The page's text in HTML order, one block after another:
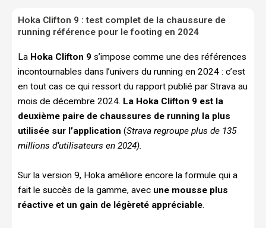
Hoka Clifton 9 : test complet de la chaussure de
running référence pour le footing en 2024
La Hoka Clifton 9 s’impose comme une des références
incontournables dans l’univers du running en 2024 : c’est
en tout cas ce qui ressort du rapport publié par Strava au
mois de décembre 2024. La Hoka Clifton 9 est la
deuxième paire de chaussures de running la plus
utilisée sur l’application (Strava regroupe plus de 135
millions d’utilisateurs en 2024).
Sur la version 9, Hoka améliore encore la formule qui a
fait le succès de la gamme, avec une mousse plus
réactive et un gain de légèreté appréciable.